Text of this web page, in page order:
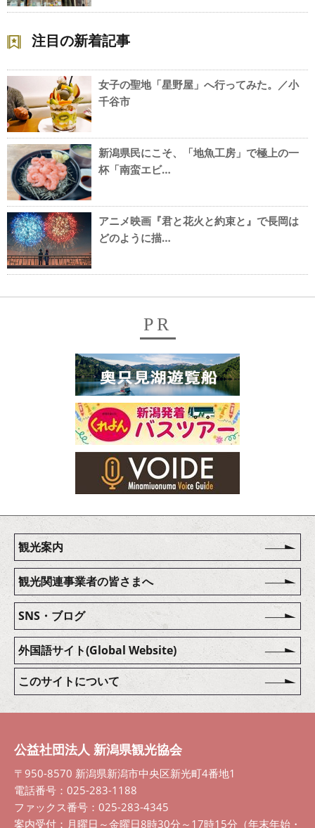
注目の新着記事
女子の聖地「星野屋」へ行ってみた。／小
千谷市
新潟県民にこそ、「地魚工房」で極上の一
杯「南蛮エビ…
アニメ映画『君と花火と約束と』で長岡は
どのように描…
PR
観光案内
観光関連事業者の皆さまへ
SNS・ブログ
外国語サイト(Global Website)
このサイトについて
公益社団法人 新潟県観光協会
〒950-8570 新潟県新潟市中央区新光町4番地1
電話番号：025-283-1188
ファックス番号：025-283-4345
案内受付：月曜日～金曜日8時30分～17時15分（年末年始・